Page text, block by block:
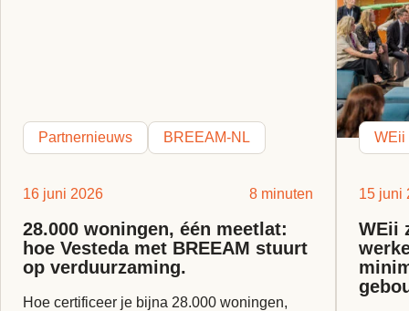
Partnernieuws BREEAM-NL
16 juni 2026 8 minuten
28.000 woningen, één meetlat:
hoe Vesteda met BREEAM stuurt
op verduurzaming.
Hoe certificeer je bijna 28.000 woningen,
WEii
15 juni
WEii